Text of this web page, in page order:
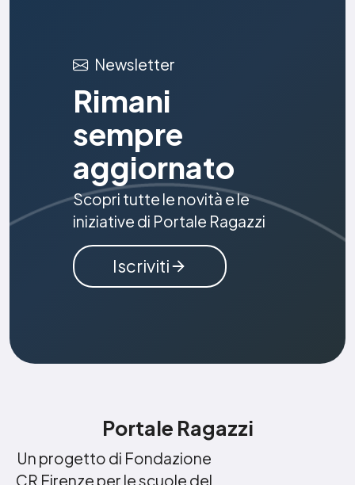
Newsletter
Rimani
sempre
aggiornato
Scopri tutte le novità e le
iniziative di Portale Ragazzi
Iscriviti
Portale Ragazzi
Un progetto di Fondazione
CR Firenze per le scuole del